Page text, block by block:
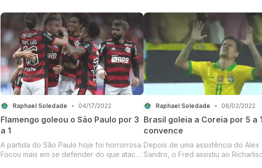
Raphael Soledade • 04/17/2022
Flamengo goleou o São Paulo por 3
a 1
A partida do São Paulo hoje foi horrorrosa.
Focou mais em se defender do que atacar,
Raphael Soledade • 06/02/2022
Brasil goleia a Coreia por 5 a
convence
Depois de uma assistência do Alex
Sandro, o Fred assistiu ao